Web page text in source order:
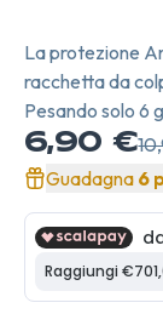
La protezione
racchetta da
Pesando solo 6
praticamente
racchetta.
6,90 €
Guadagna 6